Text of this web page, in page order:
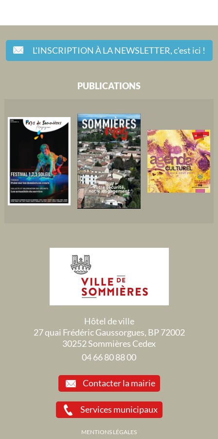
L'INSCRIPTION À LA NEWSLETTER,c'est ici !
PUBLICATIONS
Hôtel de ville
27 quai Frédéric Gaussorgues, BP 72002
30252 Sommières Cedex
04 66 80 88 00
Contacter la mairie
Services municipaux
MENTIONS LÉGALES